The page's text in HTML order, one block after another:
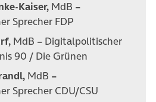
Kaiser, MdB –
Sprecher FDP
MdB – Digitalpolitischer
90 / Die Grünen
MdB –
Sprecher CDU/CSU